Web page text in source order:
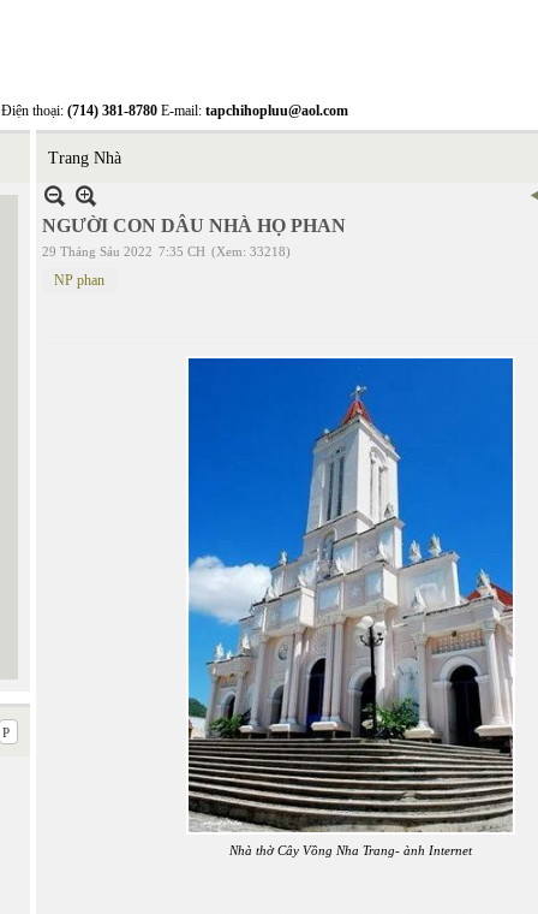
thoại: (714) 381-8780 E-mail: tapchihopluu@aol.com
Trang Nhà
NGƯỜI CON DÂU NHÀ HỌ PHAN
29 Tháng Sáu 2022 7:35 CH (Xem: 33218)
NP phan
Nhà thờ Cây Vồng Nha Trang- ành Internet